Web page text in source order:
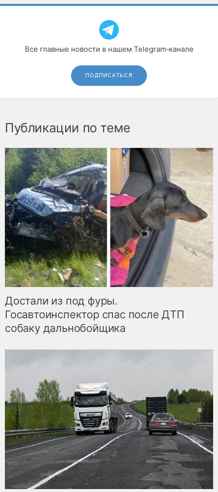
Все главные новости в нашем Telegram‑канале
ПОДПИСАТЬСЯ
Публикации по теме
Достали из под фуры.
Госавтоинспектор спас после ДТП
собаку дальнобойщика